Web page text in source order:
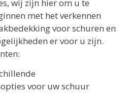
wij zijn hier om u te
met het verkennen
voor schuren en
er voor u zijn.
voor uw schuur